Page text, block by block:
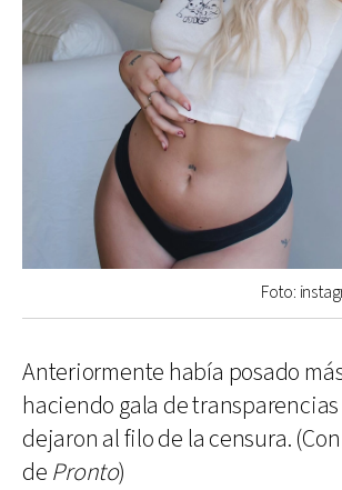
Foto:
Anteriormente había posado
haciendo gala de
dejaron al filo de la censura.
de Pronto)